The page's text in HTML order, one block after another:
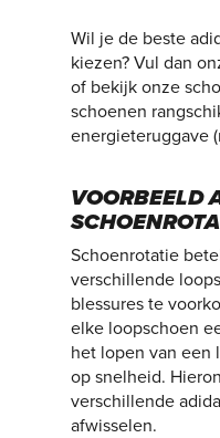
Wil je de beste
kiezen? Vul dan
of bekijk onze
schoenen
energieteruggave
VOORBEELD
Schoenrotatie
verschillende
blessures te
elke loopschoen
het lopen van een
op snelheid.
verschillende
afwisselen.